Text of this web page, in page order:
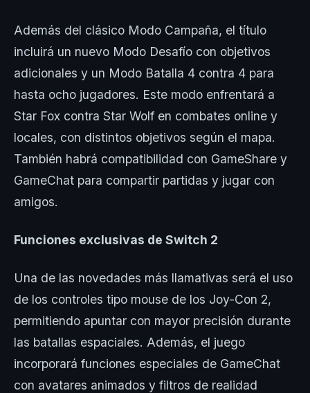
Además del clásico Modo Campaña, el título
incluirá un nuevo Modo Desafío con objetivos
adicionales y un Modo Batalla 4 contra 4 para
hasta ocho jugadores. Este modo enfrentará a
Star Fox contra Star Wolf en combates online y
locales, con distintos objetivos según el mapa.
También habrá compatibilidad con GameShare y
GameChat para compartir partidas y jugar con
amigos.
Funciones exclusivas de Switch 2
Una de las novedades más llamativas será el uso
de los controles tipo mouse de los Joy-Con 2,
permitiendo apuntar con mayor precisión durante
las batallas espaciales. Además, el juego
incorporará funciones especiales de GameChat
con avatares animados y filtros de realidad